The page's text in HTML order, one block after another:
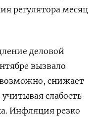
регулятора месяц
деловой
вызвало
снижает
слабость
Инфляция резко